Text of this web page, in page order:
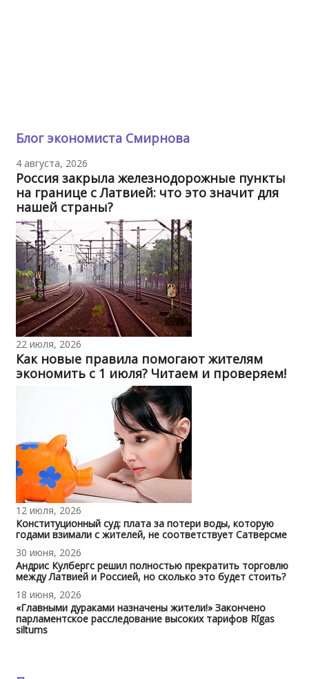
Блог экономиста Смирнова
4 августа, 2026
Россия закрыла железнодорожные пункты
на границе с Латвией: что это значит для
нашей страны?
22 июля, 2026
Как новые правила помогают жителям
экономить с 1 июля? Читаем и проверяем!
12 июля, 2026
Конституционный суд: плата за потери воды, которую
годами взимали с жителей, не соответствует Сатверсме
30 июня, 2026
Андрис Кулбергс решил полностью прекратить торговлю
между Латвией и Россией, но сколько это будет стоить?
18 июня, 2026
«Главными дураками назначены жители!» Закончено
парламентское расследование высоких тарифов Rīgas
siltums